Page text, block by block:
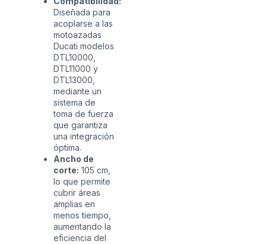
Diseñada para
acoplarse a las
motoazadas
Ducati modelos
DTL10000,
DTL11000 y
DTL13000,
mediante un
sistema de
toma de fuerza
que garantiza
una integración
óptima.
Ancho de
corte: 105 cm,
lo que permite
cubrir áreas
amplias en
menos tiempo,
aumentando la
eficiencia del